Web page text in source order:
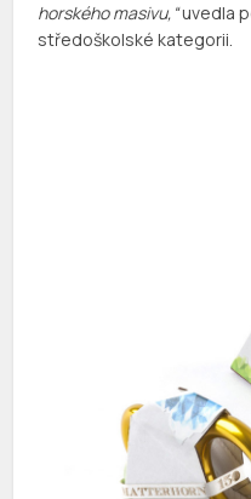
horského masivu,“uvedla
středoškolské kategorii.